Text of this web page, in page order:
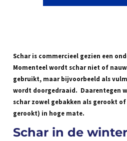
Schar is commercieel gezien een
Momenteel wordt schar niet of
gebruikt, maar bijvoorbeeld als
wordt doorgedraaid. Daarentegen
schar zowel gebakken als gerookt
gerookt) in hoge mate.
Schar in de winter